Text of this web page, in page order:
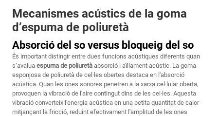
Mecanismes acústics de la goma
d’espuma de poliuretà
Absorció del so versus bloqueig del so
És important distingir entre dues funcions acústiques diferents quan
s’avalua espuma de poliuretà absorció i aïllament acústic. La goma
esponjosa de poliuretà de cel·les obertes destaca en l'absorció
acústica. Quan les ones sonores penetren a la xarxa cel·lular oberta,
provoquen la vibració de l'aire contingut dins de les cel·les. Aquesta
vibració converteix l'energia acústica en una petita quantitat de calor
mitjançant la fricció, reduint efectivament l'amplitud de les ones